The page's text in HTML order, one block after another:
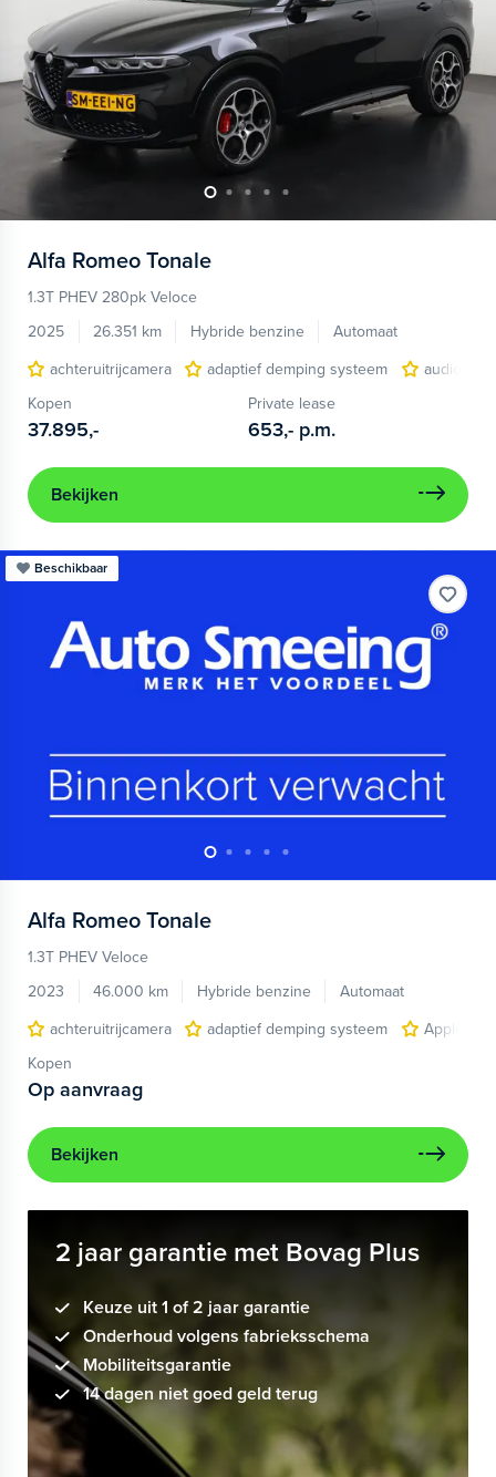
Alfa Romeo Tonale
1.3T PHEV 280pk Veloce
2025
26.351 km Hybride benzine
Automaat
achteruitrijcamera
adaptief demping systeem
audio
Kopen
37.895,-
Private lease
653,- p.m.
Bekijken
Beschikbaar
Alfa Romeo Tonale
1.3T PHEV Veloce
2023
46.000 km Hybride benzine
Automaat
achteruitrijcamera
adaptief demping systeem
Apple
Kopen
Op aanvraag
Bekijken
2 jaar garantie met Bovag Plus
Keuze uit 1 of 2 jaar garantie
Onderhoud volgens fabrieksschema
Mobiliteitsgarantie
14 dagen niet goed geld terug